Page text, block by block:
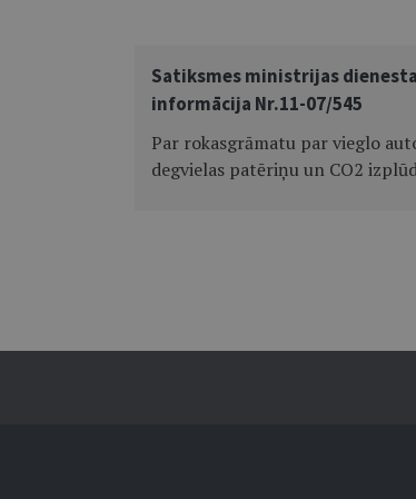
Satiksmes ministrijas dienesta
informācija Nr.11-07/545
Par rokasgrāmatu par vieglo
degvielas patēriņu un CO2